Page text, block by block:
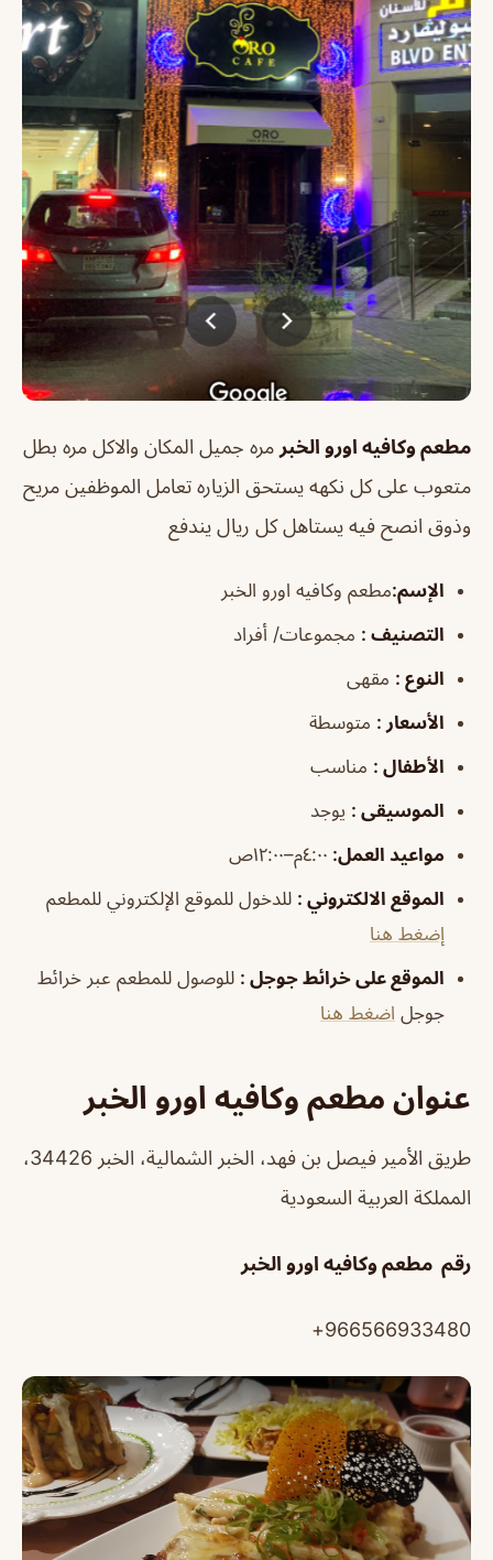
مطعم وكافيه اورو الخبر مره جميل المكان والاكل مره بطل
متعوب على كل نكهه يستحق الزياره تعامل الموظفين مريح
وذوق انصح فيه يستاهل كل ريال يندفع
الإسم:مطعم وكافيه اورو الخبر
التصنيف : مجموعات/ أفراد
النوع : مقهى
الأسعار : متوسطة
الأطفال : مناسب
الموسيقى : يوجد
مواعيد العمل: ٤:٠٠م–١٢:٠٠ص
الموقع الالكتروني : للدخول للموقع الإلكتروني للمطعم
إضغط هنا
الموقع على خرائط جوجل : للوصول للمطعم عبر خرائط
جوجل اضغط هنا
عنوان مطعم وكافيه اورو الخبر
طريق الأمير فيصل بن فهد، الخبر الشمالية، الخبر 34426،
المملكة العربية السعودية
رقم مطعم وكافيه اورو الخبر
966566933480+